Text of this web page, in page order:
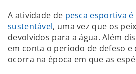
A atividade de pesca esportiva
sustentável, uma vez que os
devolvidos para a água. Além
em conta o período de defeso e
ocorra na época em que as